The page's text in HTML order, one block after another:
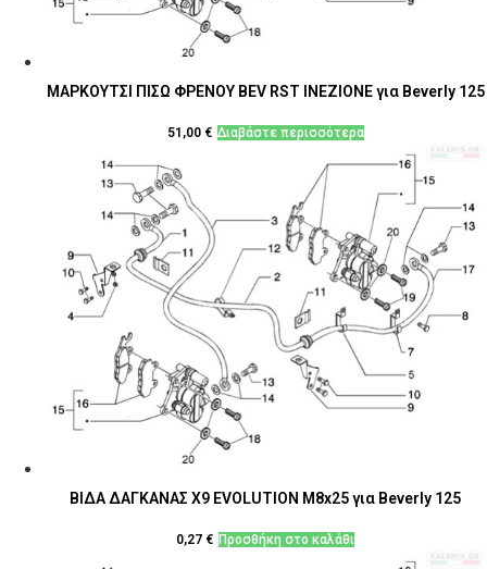
ΜΑΡΚΟΥΤΣΙ ΠΙΣΩ ΦΡΕΝΟΥ BEV RST INEZIONE για Beverly 125
51,00 € Διαβάστε περισσότερα
ΒΙΔΑ ΔΑΓΚΑΝΑΣ Χ9 EVOLUTION M8x25 για Beverly 125
0,27 € Προσθήκη στο καλάθι